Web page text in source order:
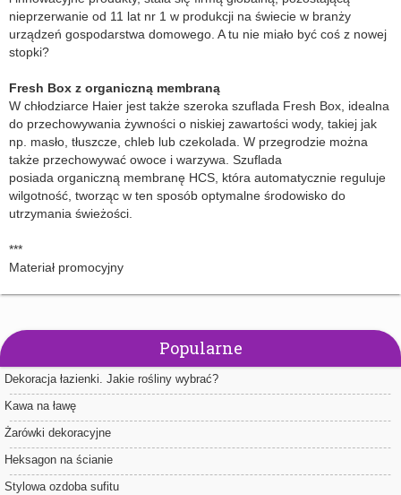
nieprzerwanie od 11 lat nr 1 w produkcji na świecie w branży
urządzeń gospodarstwa domowego. A tu nie miało być coś z nowej
stopki?
Fresh Box z organiczną membraną
W chłodziarce Haier jest także szeroka szuflada Fresh Box, idealna
do przechowywania żywności o niskiej zawartości wody, takiej jak
np. masło, tłuszcze, chleb lub czekolada. W przegrodzie można
także przechowywać owoce i warzywa. Szuflada
posiada organiczną membranę HCS, która automatycznie reguluje
wilgotność, tworząc w ten sposób optymalne środowisko do
utrzymania świeżości.
***
Materiał promocyjny
Popularne
Dekoracja łazienki. Jakie rośliny wybrać?
Kawa na ławę
Żarówki dekoracyjne
Heksagon na ścianie
Stylowa ozdoba sufitu